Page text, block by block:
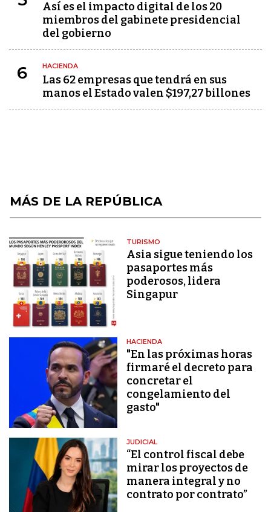
Así es el impacto digital de los 20
miembros del gabinete presidencial
del gobierno
6 HACIENDA
Las 62 empresas que tendrá en sus
manos el Estado valen $197,27 billones
MÁS DE LA REPÚBLICA
TURISMO
Asia sigue teniendo los
pasaportes más
poderosos, lidera
Singapur
HACIENDA
"En las próximas horas
firmaré el decreto para
concretar el
congelamiento del
gasto"
JUDICIAL
“El control fiscal debe
mirar los proyectos de
manera integral y no
contrato por contrato”